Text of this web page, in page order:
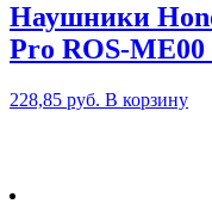
Наушники
Pro ROS-
228,85 руб. В корзину